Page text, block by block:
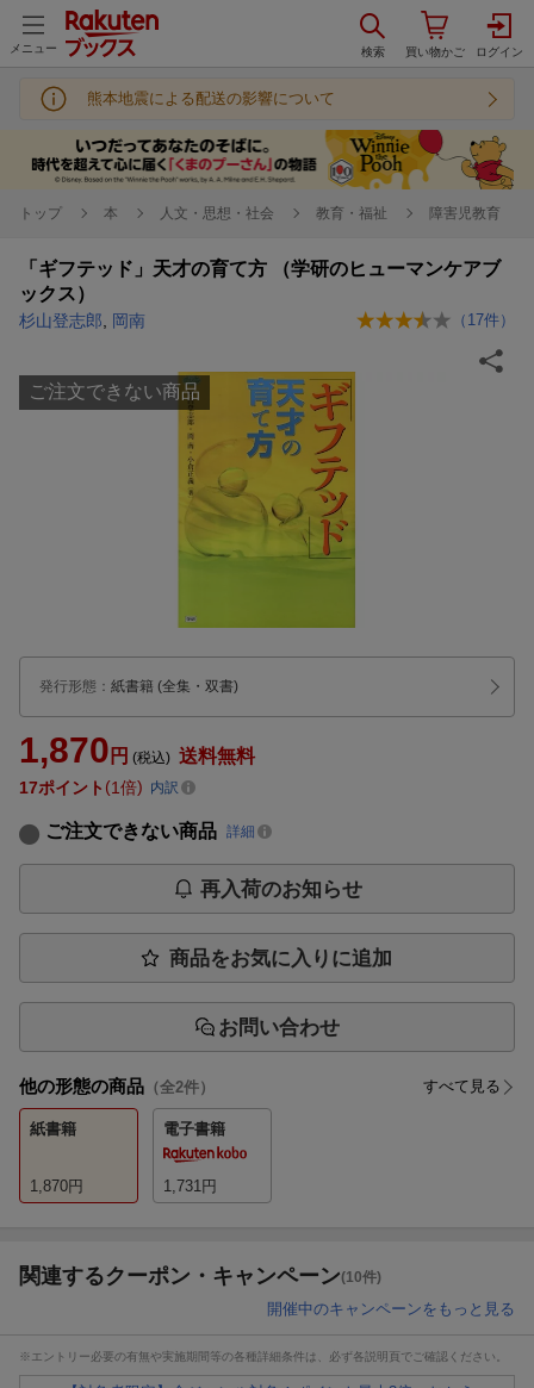
メニュー
熊本地震による配送の影響について
トップ 本 人文・思想・社会 教育・福祉 障害児教育
「ギフテッド」天才の育て方 （学研のヒューマンケアブ
ックス）
杉山登志郎 岡南 （ 17件）
ご注文できない商品
発行形態 ： 紙書籍 (全集・双書)
1,870 円 (税込) 送料無料
17ポイント 1倍 内訳
ご注文できない商品 詳細
再入荷のお知らせ
商品をお気に入りに追加
お問い合わせ
他の形態の商品 （全2件） すべて見る
紙書籍
1,870円
電子書籍
1,731 円
関連するクーポン・キャンペーン(10件)
開催中のキャンペーンをもっと見る
※エントリー必要の有無や実施期間等の各種詳細条件は、必ず各説明頁でご確認ください。